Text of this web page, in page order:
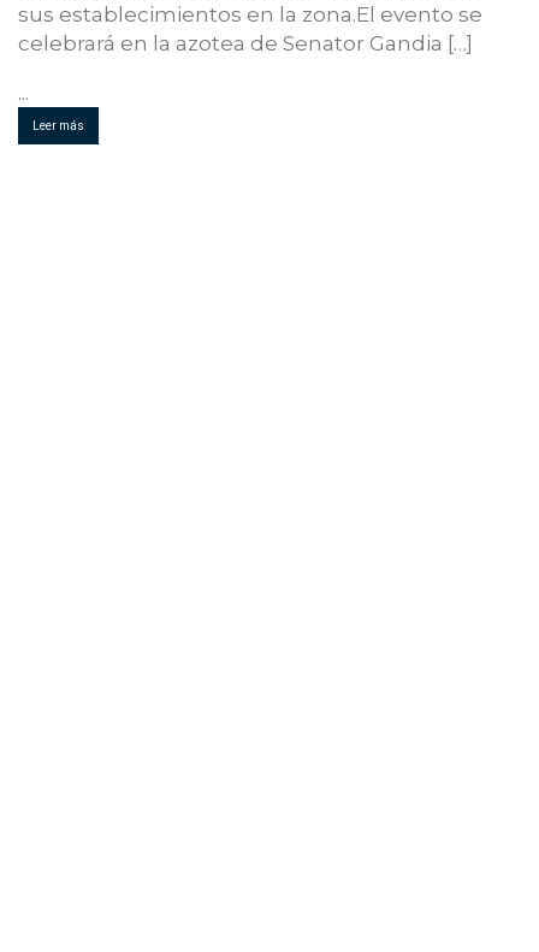
sus establecimientos en la zona.El evento se
celebrará en la azotea de Senator Gandia […]
...
Leer más